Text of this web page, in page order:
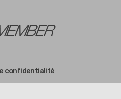
confidentialité
Middle